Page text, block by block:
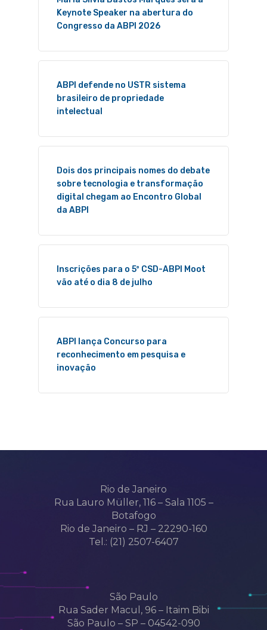
Keynote Speaker na abertura do
Congresso da ABPI 2026
ABPI defende no USTR sistema
brasileiro de propriedade
intelectual
Dois dos principais nomes do debate
sobre tecnologia e transformação
digital chegam ao Encontro Global
da ABPI
Inscrições para o 5º CSD-ABPI Moot
vão até o dia 8 de julho
ABPI lança Concurso para
reconhecimento em pesquisa e
inovação
Rio de Janeiro
Rua Lauro Müller, 116 – Sala 1105 –
Botafogo
Rio de Janeiro – RJ – 22290-160
Tel.: (21) 2507-6407
São Paulo
Rua Sader Macul, 96 – Itaim Bibi
São Paulo – SP – 04542-090